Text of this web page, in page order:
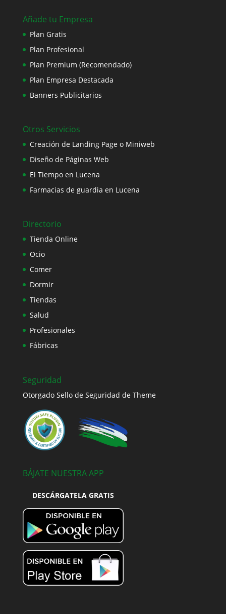
Añade tu Empresa
Plan Gratis
Plan Profesional
Plan Premium (Recomendado)
Plan Empresa Destacada
Banners Publicitarios
Otros Servicios
Creación de Landing Page o Miniweb
Diseño de Páginas Web
El Tiempo en Lucena
Farmacias de guardia en Lucena
Directorio
Tienda Online
Ocio
Comer
Dormir
Tiendas
Salud
Profesionales
Fábricas
Seguridad
Otorgado Sello de Seguridad de Theme
BÁJATE NUESTRA APP
DESCÁRGATELA GRATIS